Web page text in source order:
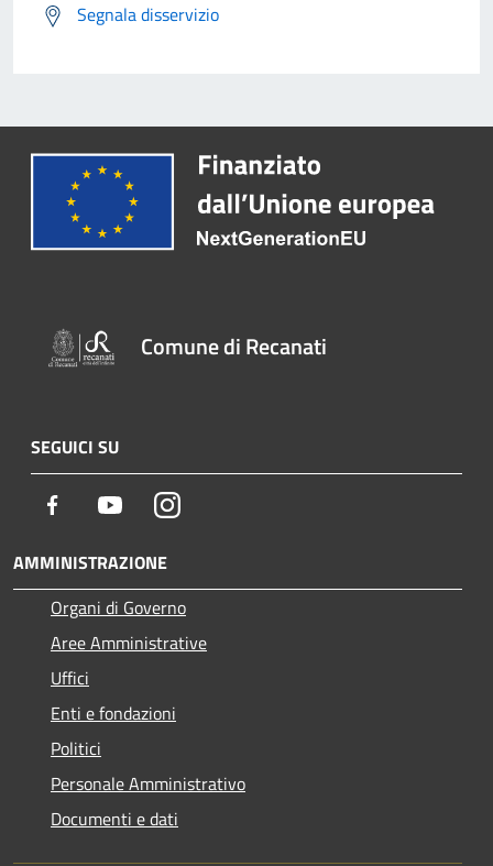
Segnala disservizio
Comune di Recanati
SEGUICI SU
Facebook YoutubeInstagram
AMMINISTRAZIONE
Organi di Governo
Aree Amministrative
Uffici
Enti e fondazioni
Politici
Personale Amministrativo
Documenti e dati